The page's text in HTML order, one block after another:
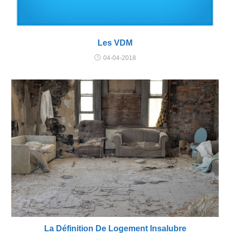
Les VDM
04-04-2018
La Définition De Logement Insalubre